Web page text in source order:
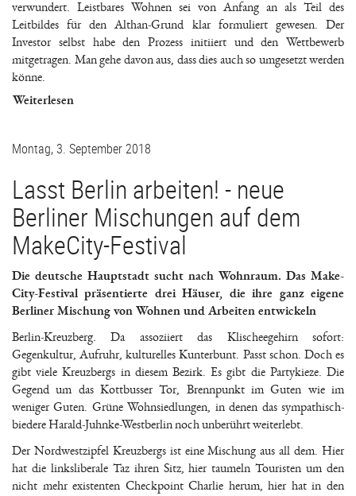
verwundert. Leistbares Wohnen sei von Anfang an als Teil des
Leitbildes für den Althan-Grund klar formuliert gewesen. Der
Investor selbst habe den Prozess initiiert und den Wettbewerb
mitgetragen. Man gehe davon aus, dass dies auch so umgesetzt werden
könne.
Weiterlesen
Montag, 3. September 2018
Lasst Berlin arbeiten! - neue
Berliner Mischungen auf dem
MakeCity-Festival
Die deutsche Hauptstadt sucht nach Wohnraum. Das Make-
City-Festival präsentierte drei Häuser, die ihre ganz eigene
Berliner Mischung von Wohnen und Arbeiten entwickeln
Berlin-Kreuzberg. Da assoziiert das Klischeegehirn sofort:
Gegenkultur, Aufruhr, kulturelles Kunterbunt. Passt schon. Doch es
gibt viele Kreuzbergs in diesem Bezirk. Es gibt die Partykieze. Die
Gegend um das Kottbusser Tor, Brennpunkt im Guten wie im
weniger Guten. Grüne Wohnsiedlungen, in denen das sympathisch-
biedere Harald-Juhnke-Westberlin noch unberührt weiterlebt.
Der Nordwestzipfel Kreuzbergs ist eine Mischung aus all dem. Hier
hat die linksliberale Taz ihren Sitz, hier taumeln Touristen um den
nicht mehr existenten Checkpoint Charlie herum, hier hat in den